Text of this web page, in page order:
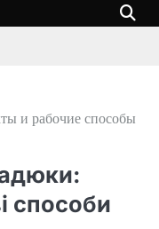
и рабочие способы
способи